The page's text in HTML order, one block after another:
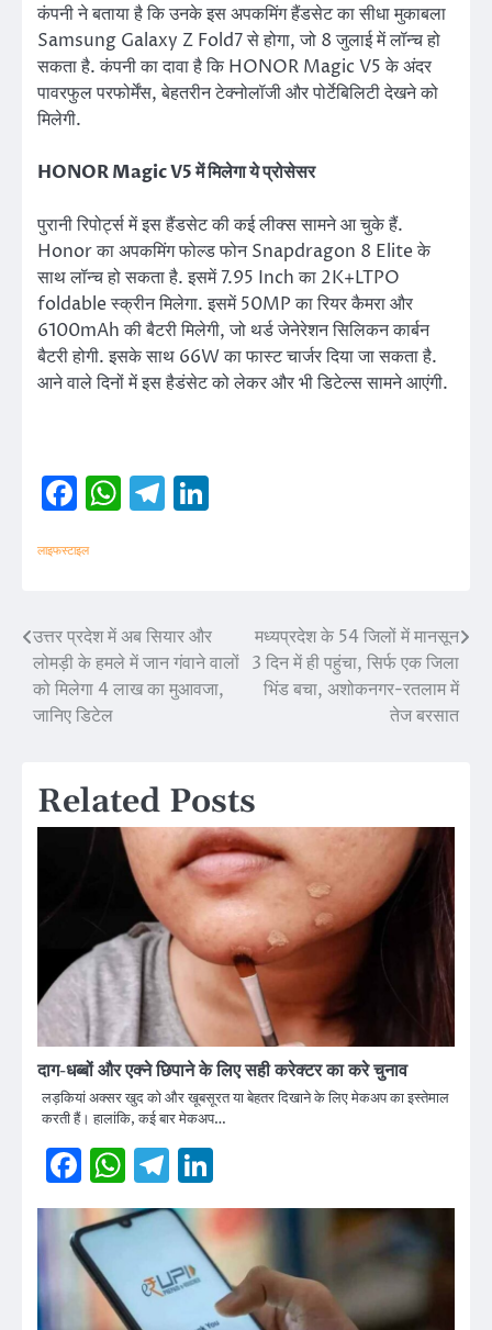
कंपनी ने बताया है कि उनके इस अपकमिंग हैंडसेट का सीधा मुकाबला
Samsung Galaxy Z Fold7 से होगा, जो 8 जुलाई में लॉन्च हो
सकता है. कंपनी का दावा है कि HONOR Magic V5 के अंदर
पावरफुल परफोर्मेंस, बेहतरीन टेक्नोलॉजी और पोर्टेबिलिटी देखने को
मिलेगी.
HONOR Magic V5 में मिलेगा ये प्रोसेसर
पुरानी रिपोर्ट्स में इस हैंडसेट की कई लीक्स सामने आ चुके हैं.
Honor का अपकमिंग फोल्ड फोन Snapdragon 8 Elite के
साथ लॉन्च हो सकता है. इसमें 7.95 Inch का 2K+LTPO
foldable स्क्रीन मिलेगा. इसमें 50MP का रियर कैमरा और
6100mAh की बैटरी मिलेगी, जो थर्ड जेनेरेशन सिलिकन कार्बन
बैटरी होगी. इसके साथ 66W का फास्ट चार्जर दिया जा सकता है.
आने वाले दिनों में इस हैडंसेट को लेकर और भी डिटेल्स सामने आएंगी.
Facebook
WhatsApp
Telegram
लाइफस्टाइल
Post
navigation
उत्तर प्रदेश में अब सियार और
लोमड़ी के हमले में जान गंवाने वालों
को मिलेगा 4 लाख का मुआवजा,
जानिए डिटेल
मध्यप्रदेश के 54 जिलों में मानसून
3 दिन में ही पहुंचा, सिर्फ एक जिला
भिंड बचा, अशोकनगर-रतलाम में
तेज बरसात
Related Posts
दाग-धब्बों और एक्ने छिपाने के लिए सही करेक्टर का करे चुनाव
लड़कियां अक्सर खुद को और खूबसूरत या बेहतर दिखाने के लिए मेकअप का इस्तेमाल
करती हैं। हालांकि, कई बार मेकअप…
Facebook
WhatsApp
Telegram